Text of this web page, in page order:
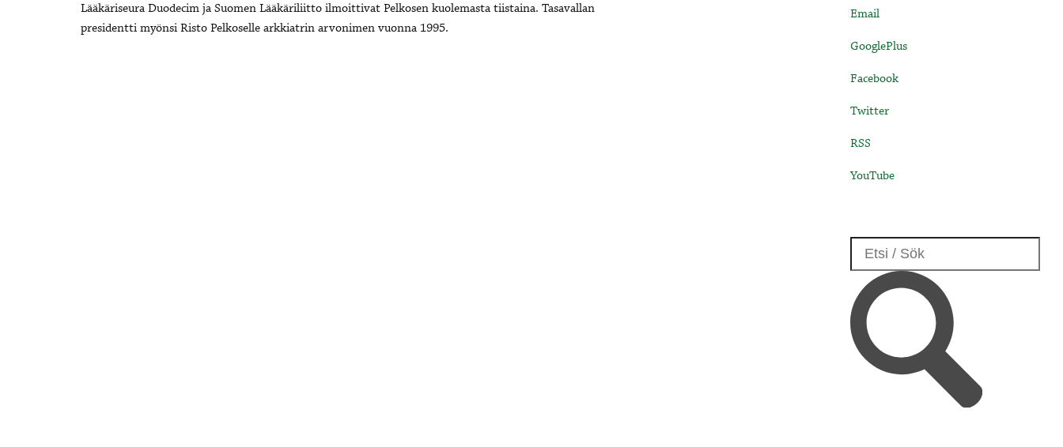
Lääkäriseura Duodecim ja Suomen Lääkäriliitto ilmoittivat Pelkosen kuolemasta tiistaina. Tasavallan
presidentti myönsi Risto Pelkoselle arkkiatrin arvonimen vuonna 1995.
Email
GooglePlus
Facebook
Twitter
RSS
YouTube